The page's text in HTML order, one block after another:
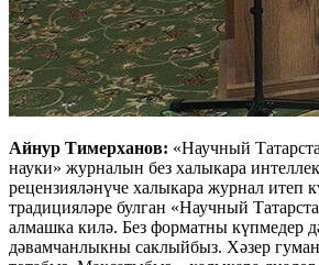
Айнур Тимерханов: «Научный
науки» журналын без халыкара
рецензияләнүче халыкара журнал итеп
традицияләре булган «Научный
алмашка килә. Без форматны күпмедер
дәвамчанлыкны саклыйбыз. Хәзер